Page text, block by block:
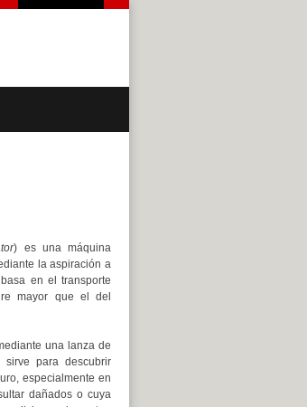
) es una máquina
la aspiración a
en el transporte
mayor que el del
una lanza de
para descubrir
especialmente en
dañados o cuya